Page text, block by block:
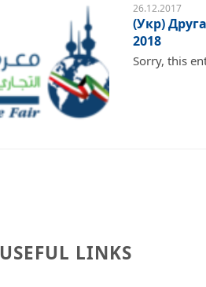
26.12.2017
(Укр)
2018
Sorry, this
USEFUL LINKS